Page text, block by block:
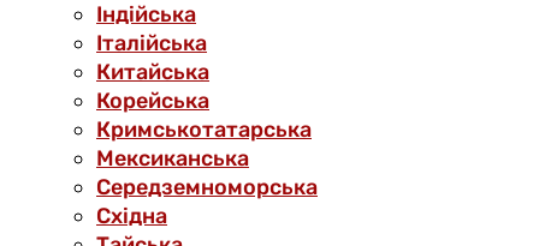
Індійська
Італійська
Китайська
Корейська
Кримськотатарська
Мексиканська
Середземноморська
Східна